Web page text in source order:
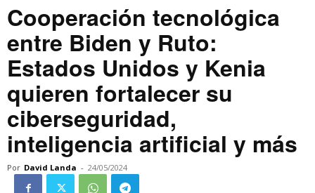
Cooperación tecnológica
entre Biden y Ruto:
Estados Unidos y Kenia
quieren fortalecer su
ciberseguridad,
inteligencia artificial y más
Por David Landa - 24/05/2024